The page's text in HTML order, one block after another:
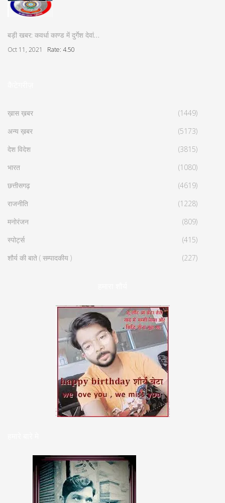
बड़ी खबर: कवर्धा काण्ड में दुर्गेश देवां…
Oct 11, 2021 Rate: 4.50
ख़ास ख़बर
(1449)
अन्य ख़बर
(5173)
देश विदेश
(3815)
भारत
(1080)
छत्तीसगढ़
(4619)
राजनीति
(1228)
मनोरंजन
(809)
स्पोर्ट्स
(415)
शौर्य की बाते ( सम्पादकीय )
(227)